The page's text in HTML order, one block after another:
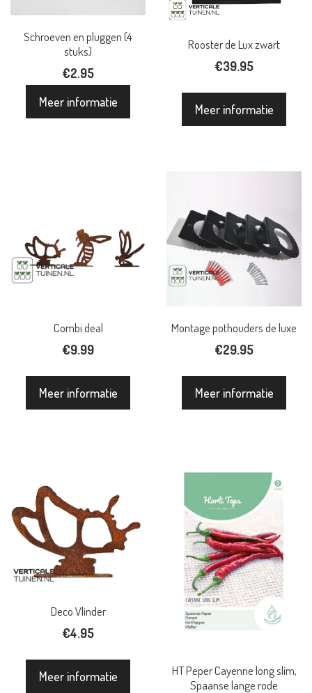
Schroeven en pluggen (4
stuks)
€2.95
Meer informatie
Rooster de Lux zwart
€39.95
Meer informatie
Combi deal
€9.99
Meer informatie
Montage pothouders de luxe
€29.95
Meer informatie
Deco Vlinder
€4.95
Meer informatie
HT Peper Cayenne long slim,
Spaanse lange rode